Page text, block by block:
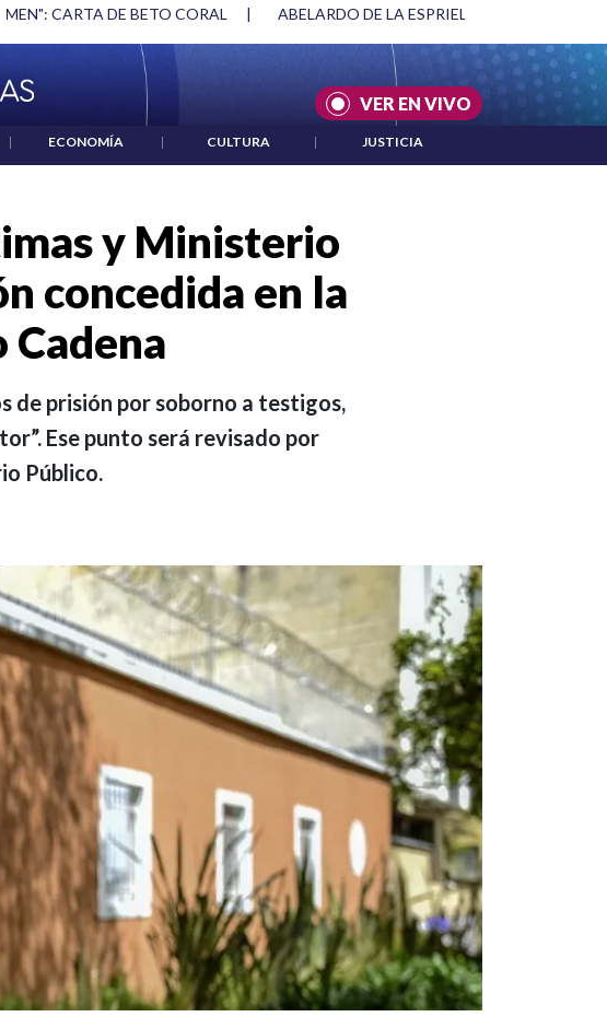
CARTA DE BETO CORAL ABELARDO DE LA ESPRIELLA Y DMG
VER EN VIVO
| ECONOMÍA | CULTURA | JUSTICIA
y Ministerio
concedida en la
Cadena
de prisión por soborno a testigos,
Ese punto será revisado por
Público.